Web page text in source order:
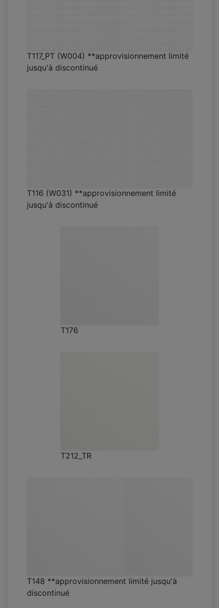
T117_PT (W004) **approvisionnement limité
jusqu'à discontinué
T116 (W031) **approvisionnement limité
jusqu'à discontinué
T176
T212_TR
T148 **approvisionnement limité jusqu'à
discontinué